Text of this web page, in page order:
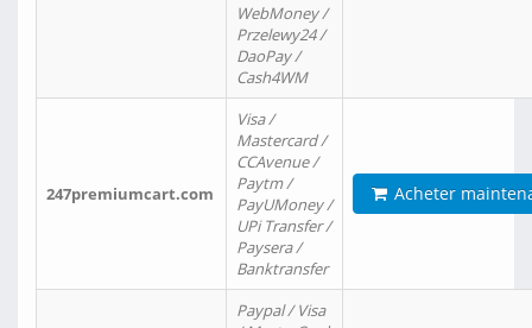
WebMoney /
Przelewy24 /
DaoPay /
Cash4WM
247premiumcart.com
Visa /
Mastercard /
CCAvenue /
Paytm /
PayUMoney /
UPi Transfer /
Paysera /
Banktransfer
Acheter
Paypal / Visa